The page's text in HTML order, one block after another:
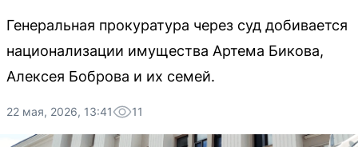
Генеральная прокуратура через суд добивается
национализации имущества Артема Бикова,
Алексея Боброва и их семей.
22 мая, 2026, 13:41 11